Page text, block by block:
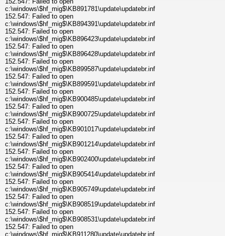
c:\windows\$hf_mig$\KB891781\update\updatebr.inf
152.547: Failed to open
c:\windows\$hf_mig$\KB894391\update\updatebr.inf
152.547: Failed to open
c:\windows\$hf_mig$\KB896423\update\updatebr.inf
152.547: Failed to open
c:\windows\$hf_mig$\KB896428\update\updatebr.inf
152.547: Failed to open
c:\windows\$hf_mig$\KB899587\update\updatebr.inf
152.547: Failed to open
c:\windows\$hf_mig$\KB899591\update\updatebr.inf
152.547: Failed to open
c:\windows\$hf_mig$\KB900485\update\updatebr.inf
152.547: Failed to open
c:\windows\$hf_mig$\KB900725\update\updatebr.inf
152.547: Failed to open
c:\windows\$hf_mig$\KB901017\update\updatebr.inf
152.547: Failed to open
c:\windows\$hf_mig$\KB901214\update\updatebr.inf
152.547: Failed to open
c:\windows\$hf_mig$\KB902400\update\updatebr.inf
152.547: Failed to open
c:\windows\$hf_mig$\KB905414\update\updatebr.inf
152.547: Failed to open
c:\windows\$hf_mig$\KB905749\update\updatebr.inf
152.547: Failed to open
c:\windows\$hf_mig$\KB908519\update\updatebr.inf
152.547: Failed to open
c:\windows\$hf_mig$\KB908531\update\updatebr.inf
152.547: Failed to open
c:\windows\$hf_mig$\KB911280\update\updatebr.inf